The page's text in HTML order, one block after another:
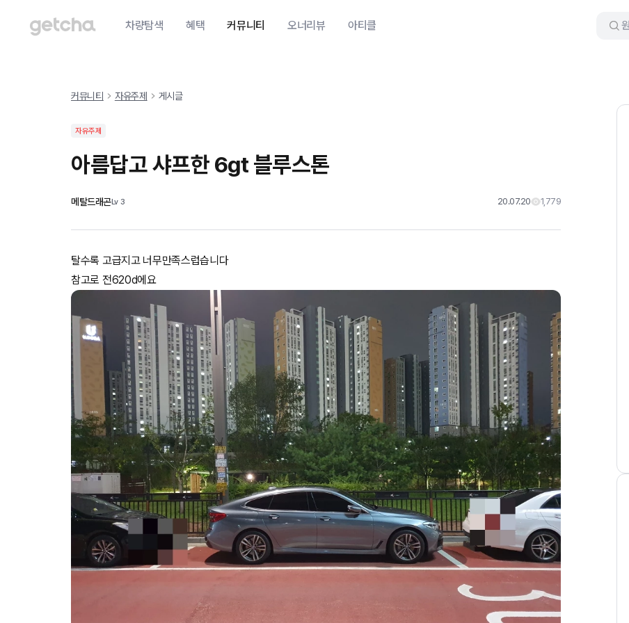
차량탐색 혜택 커뮤니티 오너리뷰 아티클
커뮤니티 자유주제 게시글
자유주제
아름답고 샤프한 6gt 블루스톤
메탈드래곤Lv3 20.07.20 1,779
탈수록 고급지고 너무만족스럽습니다
참고로 전620d에요